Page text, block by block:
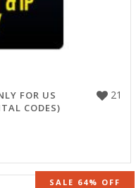
21
FOR US
CODES)
SALE 64% OFF